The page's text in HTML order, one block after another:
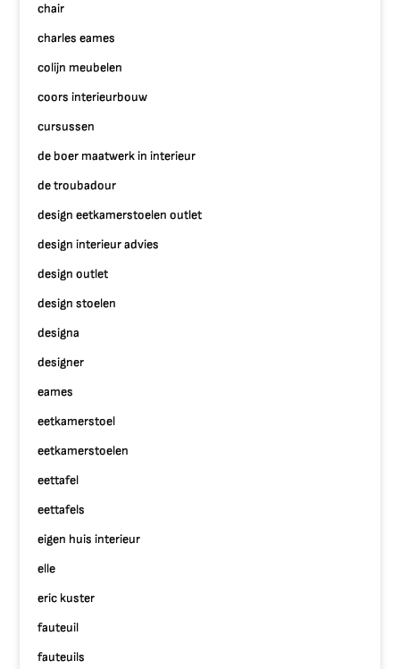
chair
charles eames
colijn meubelen
coors interieurbouw
cursussen
de boer maatwerk in interieur
de troubadour
design eetkamerstoelen outlet
design interieur advies
design outlet
design stoelen
designa
designer
eames
eetkamerstoel
eetkamerstoelen
eettafel
eettafels
eigen huis interieur
elle
eric kuster
fauteuil
fauteuils